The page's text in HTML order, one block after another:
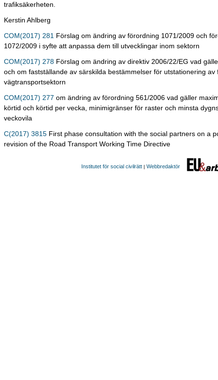
trafiksäkerheten.
Kerstin Ahlberg
COM(2017) 281 Förslag om ändring av förordning 1071/2009 och
1072/2009 i syfte att anpassa dem till utvecklingar inom sektorn
COM(2017) 278 Förslag om ändring av direktiv 2006/22/EG vad
och om fastställande av särskilda bestämmelser för utstationering av
vägtransportsektorn
COM(2017) 277 om ändring av förordning 561/2006 vad gäller
körtid och körtid per vecka, minimigränser för raster och minsta
veckovila
C(2017) 3815 First phase consultation with the social partners on a
revision of the Road Transport Working Time Directive
Institutet för social civilrätt | Webbredaktör